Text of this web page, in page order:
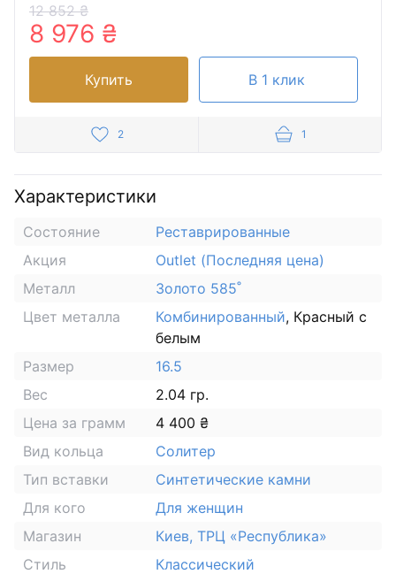
12 852 ₴
8 976 ₴
Купить В 1 клик
2 1
Характеристики
Состояние
Реставрированные
Акция
Outlet (Последняя цена)
Металл
Золото 585˚
Цвет металла
Комбинированный, Красный с
белым
Размер
16.5
Вес
2.04 гр.
Цена за грамм
4 400 ₴
Вид кольца
Солитер
Тип вставки
Синтетические камни
Для кого
Для женщин
Магазин
Киев, ТРЦ «Республика»
Стиль
Классический